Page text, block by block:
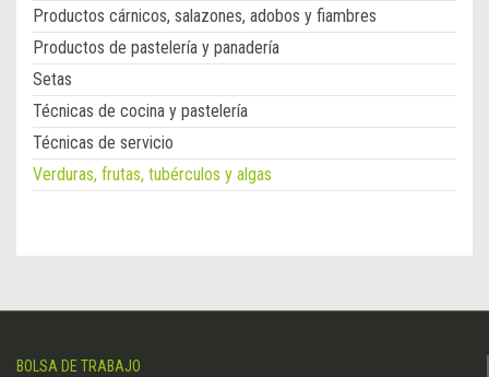
Productos cárnicos, salazones, adobos y fiambres
Productos de pastelería y panadería
Setas
Técnicas de cocina y pastelería
Técnicas de servicio
Verduras, frutas, tubérculos y algas
BOLSA DE TRABAJO